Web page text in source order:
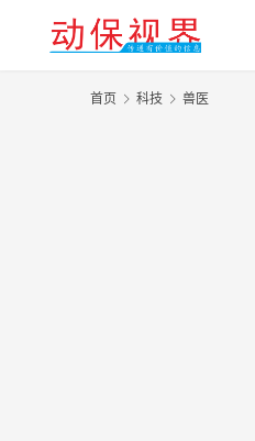
首页 科技 兽医